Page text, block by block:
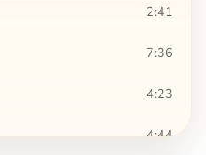
2:41
7:36
4:23
4:44